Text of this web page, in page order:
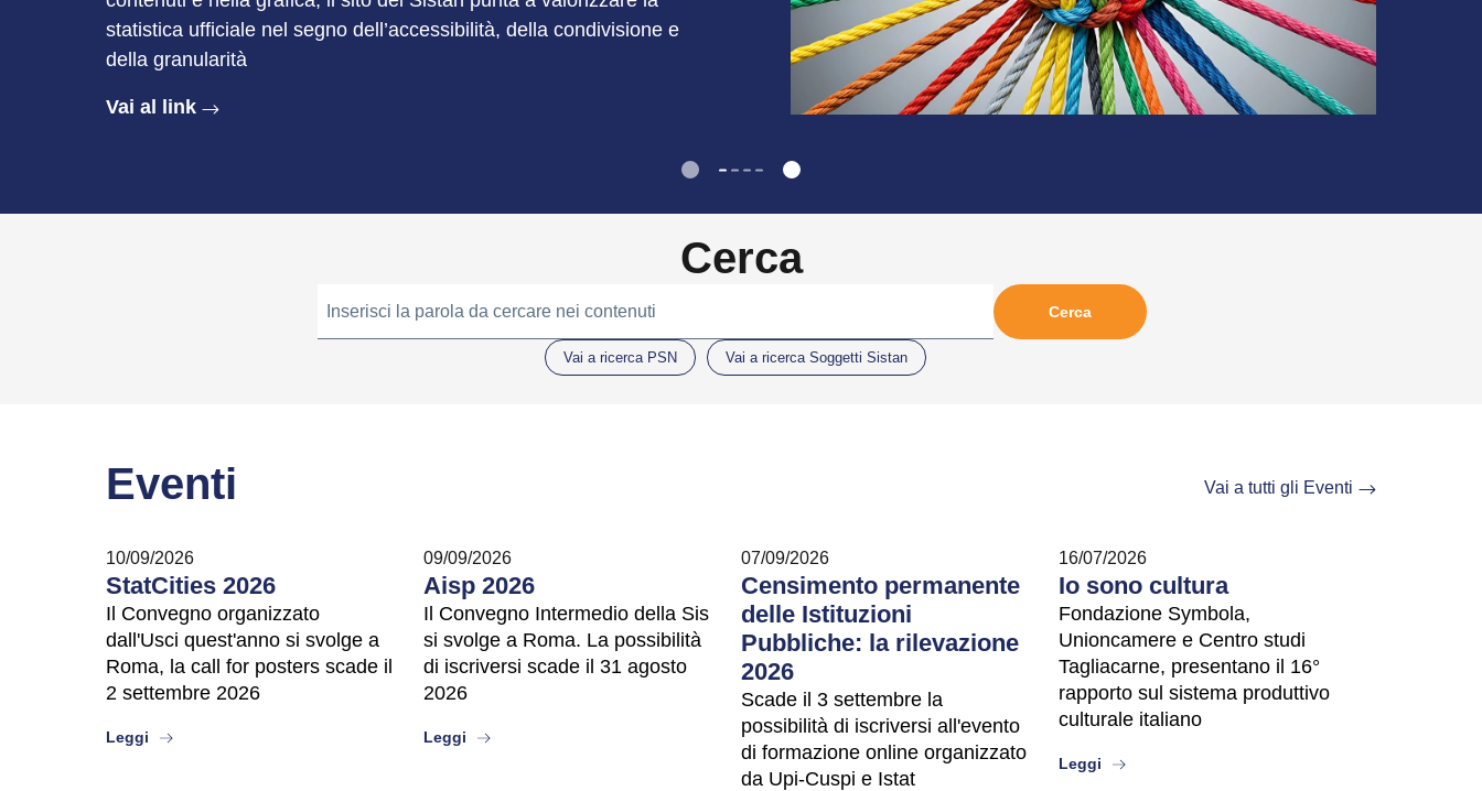
statistica ufficiale nel segno dell’accessibilità, della condivisione e
della granularità
Vai al link
Cerca
Inserisci la parola da cercare nei contenuti
Vai a ricerca PSN Vai a ricerca Soggetti Sistan
Eventi Vai a tutti gli Eventi
10/09/2026
StatCities 2026
Il Convegno organizzato
dall'Usci quest'anno si svolge a
Roma, la call for posters scade il
2 settembre 2026
Leggi about
09/09/2026
Aisp 2026
Il Convegno Intermedio della Sis
si svolge a Roma. La possibilità
di iscriversi scade il 31 agosto
2026
Leggi about
07/09/2026
Censimento permanente
delle Istituzioni
Pubbliche: la rilevazione
2026
Scade il 3 settembre la
possibilità di iscriversi all'evento
di formazione online organizzato
da Upi-Cuspi e Istat
16/07/2026
Io sono cultura
Fondazione Symbola,
Unioncamere e Centro studi
Tagliacarne, presentano il 16°
rapporto sul sistema produttivo
culturale italiano
Leggi about